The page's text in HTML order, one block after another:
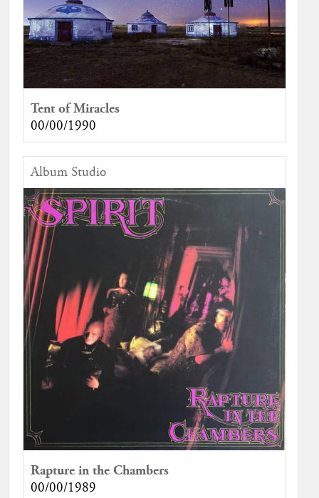
Tent of Miracles
00/00/1990
Album Studio
Rapture in the Chambers
00/00/1989